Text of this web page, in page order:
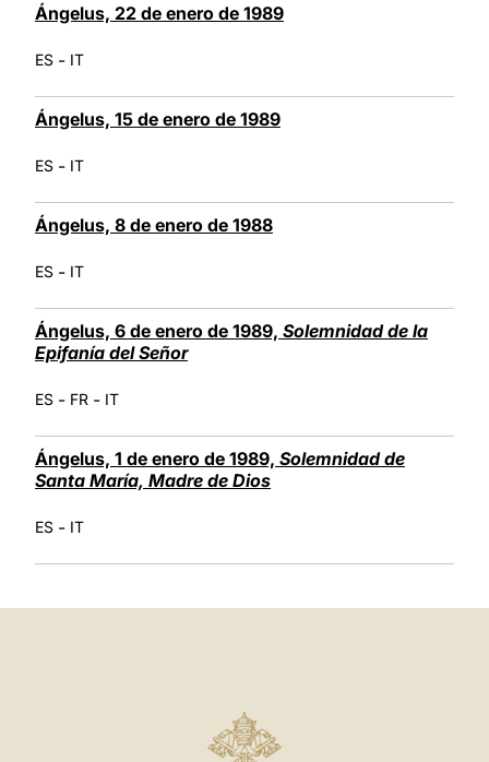
Ángelus, 22 de enero de 1989
ES - IT
Ángelus, 15 de enero de 1989
ES - IT
Ángelus, 8 de enero de 1988
ES - IT
Ángelus, 6 de enero de 1989, Solemnidad de la
Epifanía del Señor
ES - FR - IT
Ángelus, 1 de enero de 1989, Solemnidad de
Santa María, Madre de Dios
ES - IT